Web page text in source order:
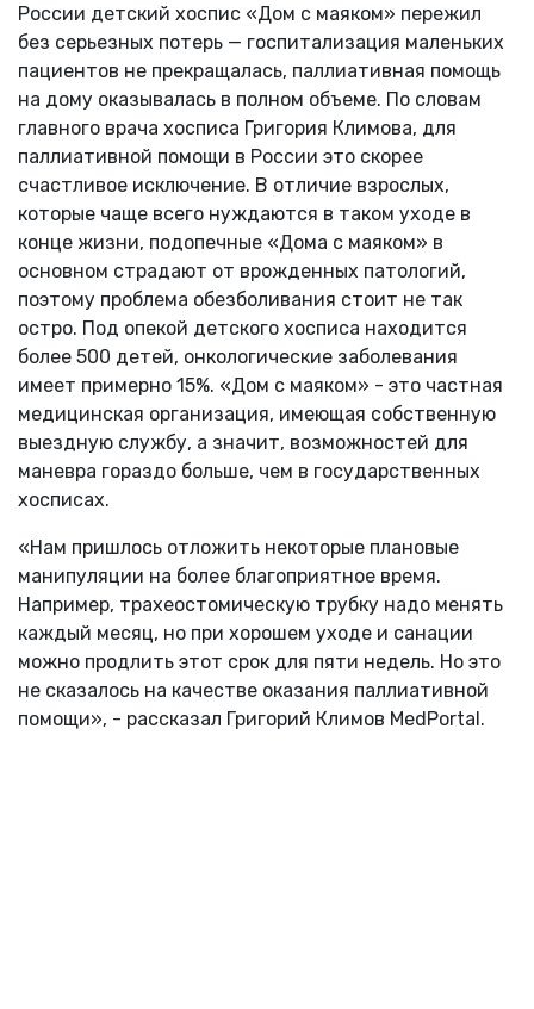
России детский хоспис «Дом с маяком» пережил
без серьезных потерь — госпитализация маленьких
пациентов не прекращалась, паллиативная помощь
на дому оказывалась в полном объеме. По словам
главного врача хосписа Григория Климова, для
паллиативной помощи в России это скорее
счастливое исключение. В отличие взрослых,
которые чаще всего нуждаются в таком уходе в
конце жизни, подопечные «Дома с маяком» в
основном страдают от врожденных патологий,
поэтому проблема обезболивания стоит не так
остро. Под опекой детского хосписа находится
более 500 детей, онкологические заболевания
имеет примерно 15%. «Дом с маяком» - это частная
медицинская организация, имеющая собственную
выездную службу, а значит, возможностей для
маневра гораздо больше, чем в государственных
хосписах.
«Нам пришлось отложить некоторые плановые
манипуляции на более благоприятное время.
Например, трахеостомическую трубку надо менять
каждый месяц, но при хорошем уходе и санации
можно продлить этот срок для пяти недель. Но это
не сказалось на качестве оказания паллиативной
помощи», - рассказал Григорий Климов MedPortal.